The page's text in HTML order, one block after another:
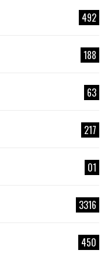
492
188
63
217
01
3316
450